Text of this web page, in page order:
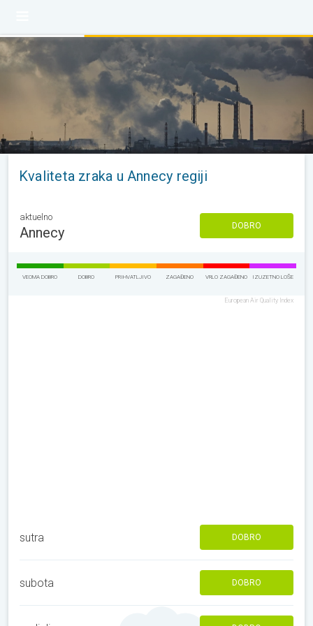
Kvaliteta zraka u Annecy regiji
aktuelno
Annecy DOBRO
VEOMA DOBRO DOBRO PRIHVATLJIVO ZAGAĐENO VRLO ZAGAĐENO IZUZETNO LOŠE
European Air Quality Index
sutra DOBRO
subota DOBRO